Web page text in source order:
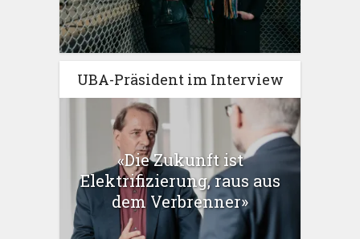
UBA-Präsident im Interview
«Die Zukunft ist
Elektrifizierung, raus aus
dem Verbrenner»